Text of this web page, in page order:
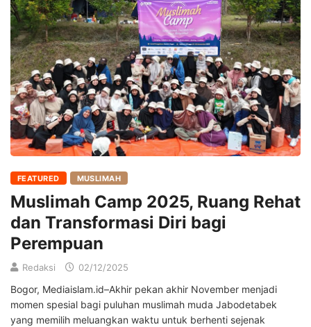
FEATURED MUSLIMAH
Muslimah Camp 2025, Ruang Rehat
dan Transformasi Diri bagi
Perempuan
Redaksi 02/12/2025
Bogor, Mediaislam.id–Akhir pekan akhir November menjadi
momen spesial bagi puluhan muslimah muda Jabodetabek
yang memilih meluangkan waktu untuk berhenti sejenak